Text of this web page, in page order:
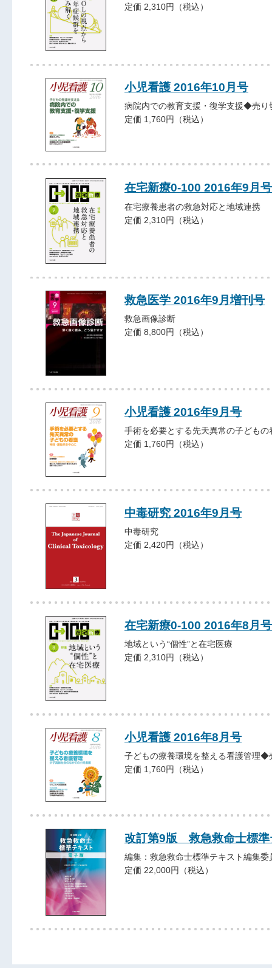
定価 2,310円（税込）
小児看護 2016年10月号
病院内での教育支援・復学支援◆売
定価 1,760円（税込）
在宅新療0-100 2016年9月号
在宅療養患者の救急対応と地域連携
定価 2,310円（税込）
救急医学 2016年9月増刊号
救急画像診断
定価 8,800円（税込）
小児看護 2016年9月号
手術を必要とする先天異常の子ども
定価 1,760円（税込）
中毒研究 2016年9月号
中毒研究
定価 2,420円（税込）
在宅新療0-100 2016年8月号
地域という“個性”と在宅医療
定価 2,310円（税込）
小児看護 2016年8月号
子どもの療養環境を整える看護管理
定価 1,760円（税込）
改訂第9版 救急救命士標
編集：救急救命士標準テキスト編集委
定価 22,000円（税込）